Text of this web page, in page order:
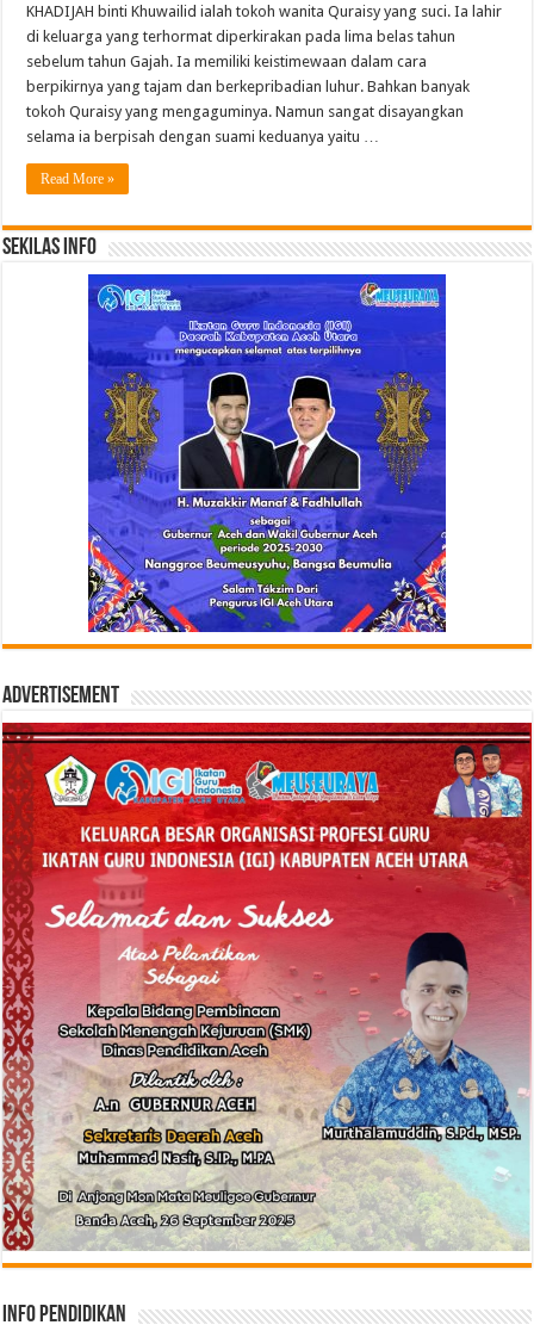
KHADIJAH binti Khuwailid ialah tokoh wanita Quraisy yang suci. Ia lahir
di keluarga yang terhormat diperkirakan pada lima belas tahun
sebelum tahun Gajah. Ia memiliki keistimewaan dalam cara
berpikirnya yang tajam dan berkepribadian luhur. Bahkan banyak
tokoh Quraisy yang mengaguminya. Namun sangat disayangkan
selama ia berpisah dengan suami keduanya yaitu …
Read More »
Sekilas Info
Advertisement
Info Pendidikan